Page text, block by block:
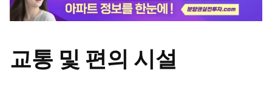
교통 및 편의 시설